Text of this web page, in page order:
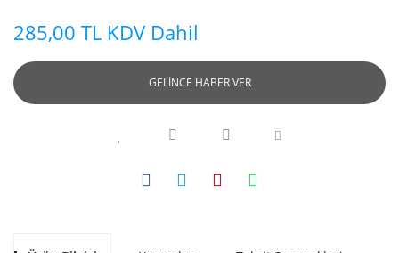
285,00 TL KDV Dahil
GELİNCE HABER VER